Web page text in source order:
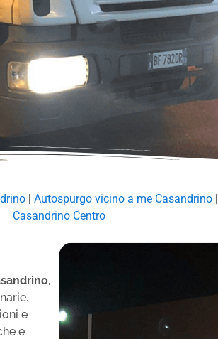
| Autospurgo vicino a me Casandrino|
Casandrino Centro
,
e
e